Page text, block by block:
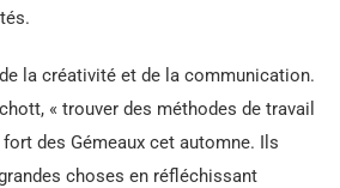
la créativité et de la communication.
« trouver des méthodes de travail
des Gémeaux cet automne. Ils
choses en réfléchissant